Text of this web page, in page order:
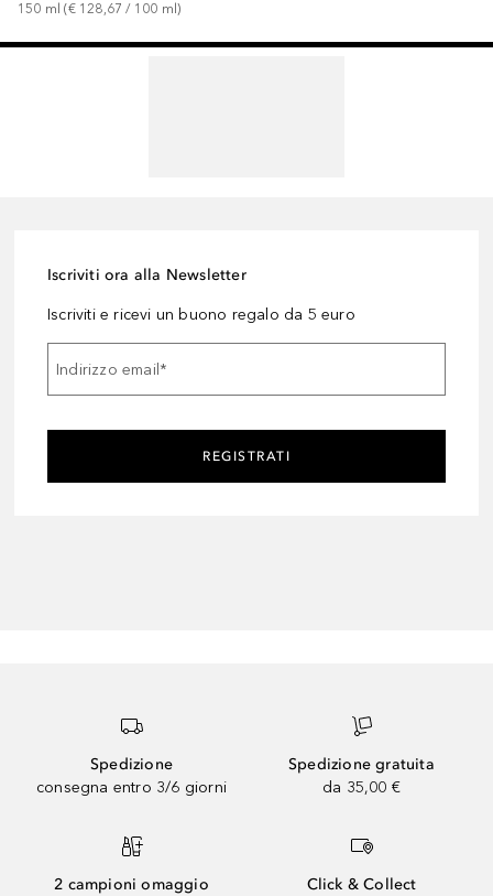
150 ml (€ 128,67 / 100 ml)
Iscriviti ora alla Newsletter
Iscriviti e ricevi un buono regalo da 5 euro
Indirizzo email *
REGISTRATI
Spedizione
consegna entro 3/6 giorni
Spedizione gratuita
da 35,00 €
2 campioni omaggio
Click & Collect